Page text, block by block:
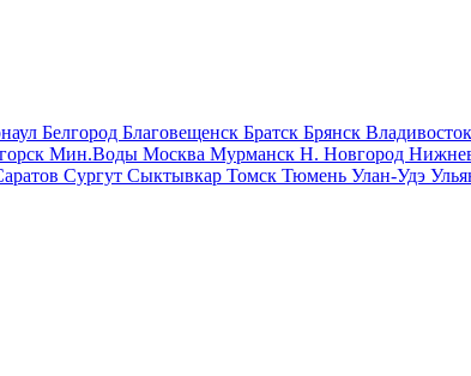
Белгород Благовещенск Братск Брянск Владивосток
Мин.Воды Москва Мурманск Н. Новгород
Сургут Сыктывкар Томск Тюмень Улан-Удэ